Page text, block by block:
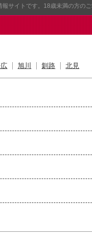
報サイトです。18歳未満の方の
旭川 釧路 北見